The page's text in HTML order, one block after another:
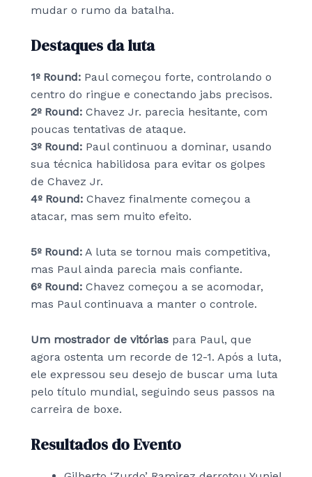
mudar o rumo da batalha.
Destaques da luta
1º Round: Paul começou forte, controlando o
centro do ringue e conectando jabs precisos.
2º Round: Chavez Jr. parecia hesitante, com
poucas tentativas de ataque.
3º Round: Paul continuou a dominar, usando
sua técnica habilidosa para evitar os golpes
de Chavez Jr.
4º Round: Chavez finalmente começou a
atacar, mas sem muito efeito.
5º Round: A luta se tornou mais competitiva,
mas Paul ainda parecia mais confiante.
6º Round: Chavez começou a se acomodar,
mas Paul continuava a manter o controle.
Um mostrador de vitórias para Paul, que
agora ostenta um recorde de 12-1. Após a luta,
ele expressou seu desejo de buscar uma luta
pelo título mundial, seguindo seus passos na
carreira de boxe.
Resultados do Evento